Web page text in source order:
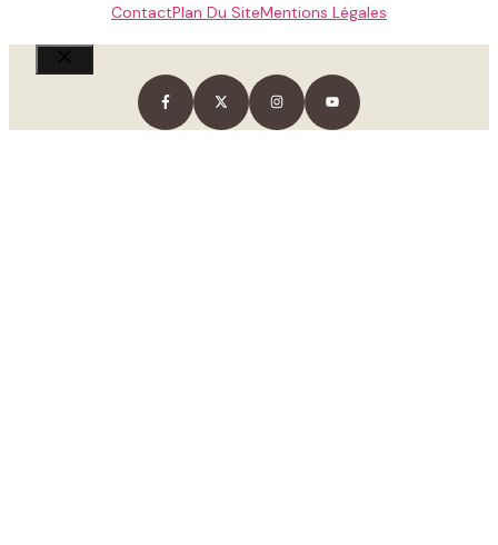
ContactPlan Du SiteMentions Légales
Fermer